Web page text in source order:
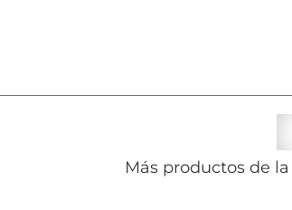
Más productos de